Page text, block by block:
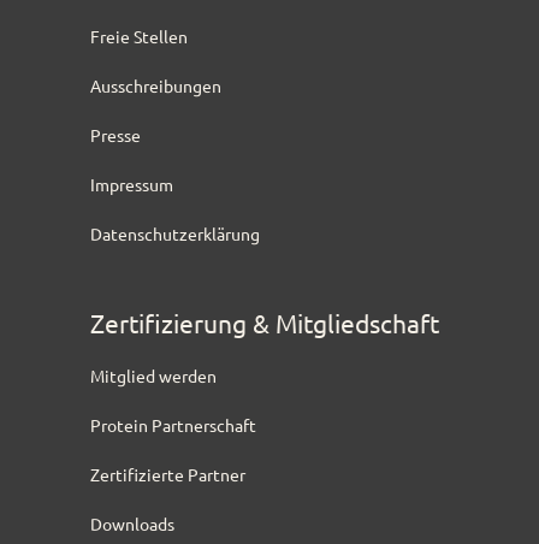
Freie Stellen
Ausschreibungen
Presse
Impressum
Datenschutzerklärung
Zertifizierung & Mitgliedschaft
Mitglied werden
Protein Partnerschaft
Zertifizierte Partner
Downloads